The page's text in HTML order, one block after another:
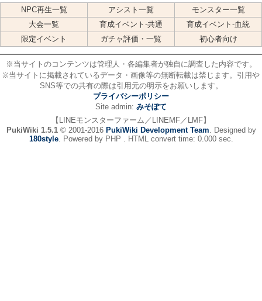
NPC再生一覧 アシスト一覧
モンスター一覧
大会一覧
育成イベント-共通
育成イベント-血統
限定イベント
ガチャ評価・一覧 初心者向け
※当サイトのコンテンツは管理人・各編集者が独自に調査した内容です。
※当サイトに掲載されているデータ・画像等の無断転載は禁じます。引用や
SNS等での共有の際は引用元の明示をお願いします。
プライバシーポリシー
Site admin: みそぽて
【LINEモンスターファーム／LINEMF／LMF】
PukiWiki 1.5.1© 2001-2016 PukiWiki Development Team . Designed by
180style. Powered by PHP . HTML convert time: 0.000 sec.